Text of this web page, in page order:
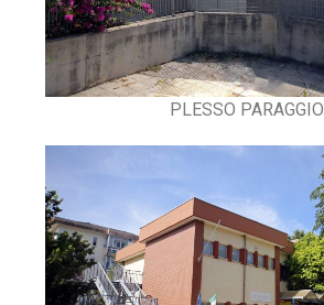
PLESSO PARAGGIO